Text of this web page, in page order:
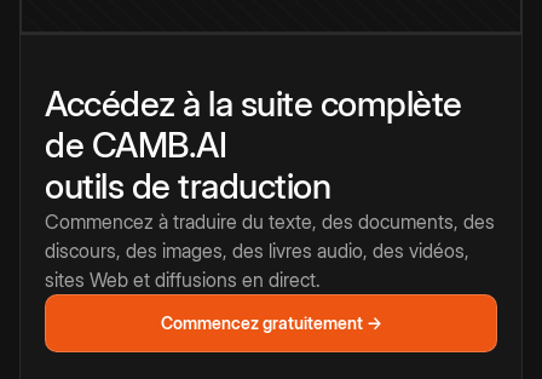
Accédez à la suite complète
de CAMB.AI
outils de traduction
Commencez à traduire du texte, des documents, des
discours, des images, des livres audio, des vidéos,
sites Web et diffusions en direct.
Commencez gratuitement →